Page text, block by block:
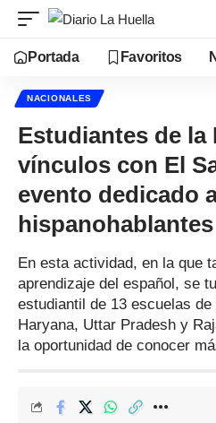
Portada Favoritos
NACIONALES
Estudiantes de la
vínculos con El
evento dedicado
hispanohablantes
En esta actividad, en la que
aprendizaje del español, se
estudiantil de 13 escuelas
Haryana, Uttar Pradesh y
la oportunidad de conocer